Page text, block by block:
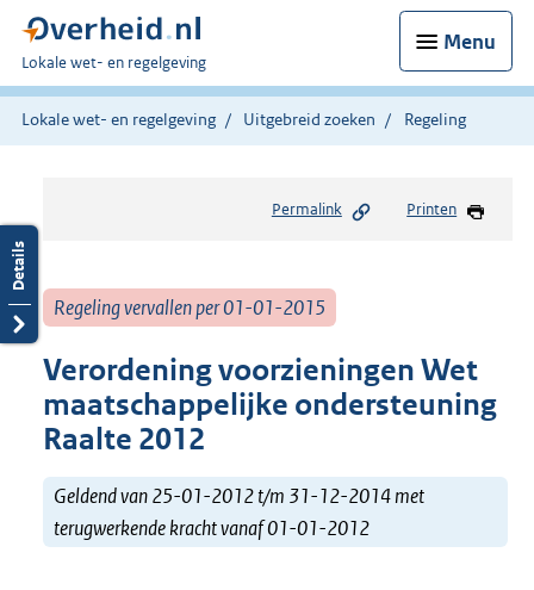
Menu
U
bent
hier:
Lokale wet- en regelgeving
Lokale wet- en regelgeving Uitgebreid zoeken Regeling
Permalink Printen
Regeling vervallen per 01-01-2015
Verordening voorzieningen Wet
maatschappelijke ondersteuning
Raalte 2012
Geldend van 25-01-2012 t/m 31-12-2014 met
terugwerkende kracht vanaf 01-01-2012